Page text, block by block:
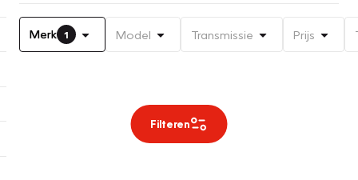
Merk 1 Model Transmissie Prijs
Filteren